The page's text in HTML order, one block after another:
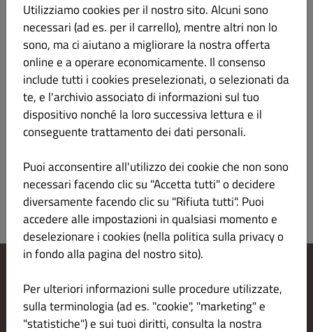
Informazioni sul prodotto
304. CARPACCIO DI RICCIOLA € 10.00
6pz
carpaccio di ricciola con salsa ponzu e purea di
mango
Modifica le impostazioni dei cookie
Contattaci
Informativa sulla privacy
Termini e condizioni
Utilizziamo cookies per il nostro sito. Alcuni sono
necessari (ad es. per il carrello), mentre altri non lo
sono, ma ci aiutano a migliorare la nostra offerta
online e a operare economicamente. Il consenso
include tutti i cookies preselezionati, o selezionati da
te, e l'archivio associato di informazioni sul tuo
dispositivo nonché la loro successiva lettura e il
conseguente trattamento dei dati personali.
Puoi acconsentire all'utilizzo dei cookie che non sono
necessari facendo clic su "Accetta tutti" o decidere
diversamente facendo clic su "Rifiuta tutti". Puoi
accedere alle impostazioni in qualsiasi momento e
deselezionare i cookies (nella politica sulla privacy o
in fondo alla pagina del nostro sito).
Per ulteriori informazioni sulle procedure utilizzate,
sulla terminologia (ad es. "cookie", "marketing" e
"statistiche") e sui tuoi diritti, consulta la nostra